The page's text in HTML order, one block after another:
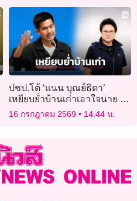
ปชป.โต้ ‘แนน บุณย์ธิดา’
เหยียบย่ำบ้านเก่าเอาใจนาย ชี้
‘กัญชาเสรี’ พูดแล้วทำแต่ล้ม
16 กรกฎาคม 2569 14:44 น.